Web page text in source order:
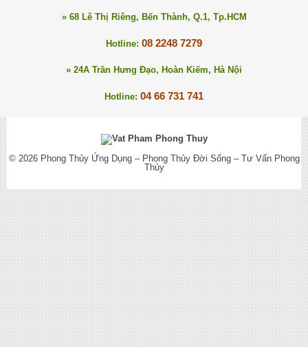
» 68 Lê Thị Riêng, Bến Thành, Q.1, Tp.HCM
Hotline: 08 2248 7279
» 24A Trần Hưng Đạo, Hoàn Kiếm, Hà Nội
Hotline: 04 66 731 741
© 2026 Phong Thủy Ứng Dụng – Phong Thủy Đời Sống – Tư Vấn Phong
Thủy